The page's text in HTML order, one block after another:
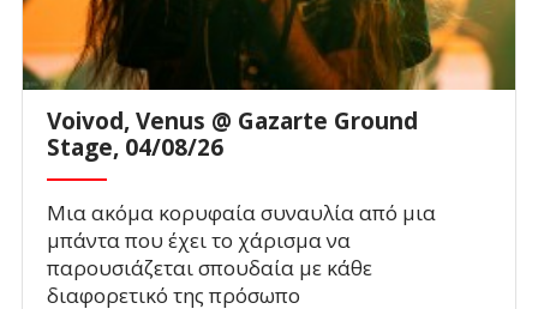
Voivod, Venus @ Gazarte Ground
Stage, 04/08/26
Μια ακόμα κορυφαία συναυλία από μια
μπάντα που έχει το χάρισμα να
παρουσιάζεται σπουδαία με κάθε
διαφορετικό της πρόσωπο